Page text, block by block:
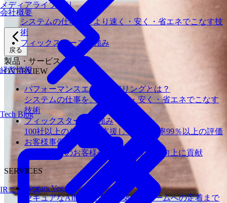
Tech Blog
メディアライブラリ
IRニュース
戻る
製品・サービス
OVERVIEW
パフォーマンスエンジニアリングとは？
システムの仕事を、より速く・安く・省エネでこなす
技術
フィックスターズの​強み
100社以上のお客様を支援しリピート率99％以上の評価
お客様事例
様々な分野のお客様のパフォーマンス向上に貢献
SERVICES
Fixstars Vega
セキュアなAI開発環境の構築からチームへの定着まで
会社概要
システムの仕事を、より速く・安く・省エネでこなす技
術
フィックスターズの​強み
経営情報